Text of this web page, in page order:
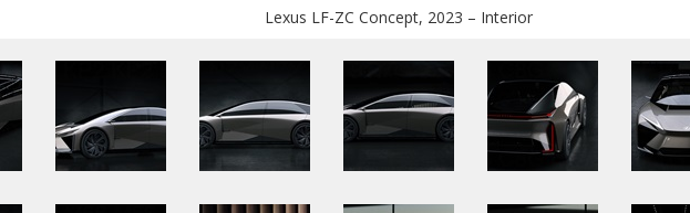
Lexus LF-ZC Concept, 2023 – Interior